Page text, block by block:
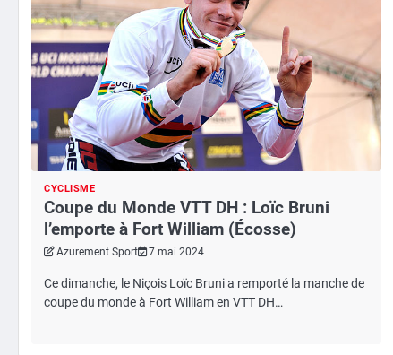
CYCLISME
Coupe du Monde VTT DH : Loïc Bruni
l’emporte à Fort William (Écosse)
Azurement Sport 7 mai 2024
Ce dimanche, le Niçois Loïc Bruni a remporté la manche de
coupe du monde à Fort William en VTT DH…